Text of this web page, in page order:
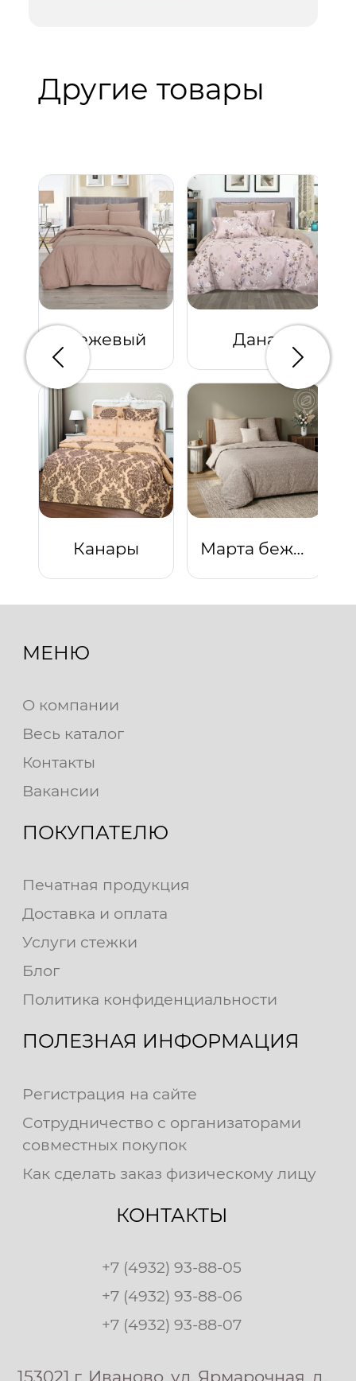
Другие товары
Бежевый Дана
Канары Марта бежевая
Предыдущий
МЕНЮ
О компании
Весь каталог
Контакты
Вакансии
ПОКУПАТЕЛЮ
Печатная продукция
Доставка и оплата
Услуги стежки
Блог
Политика конфиденциальности
ПОЛЕЗНАЯ ИНФОРМАЦИЯ
Регистрация на сайте
Сотрудничество с организаторами
совместных покупок
Как сделать заказ физическому лицу
КОНТАКТЫ
+7 (4932) 93-88-05
+7 (4932) 93-88-06
+7 (4932) 93-88-07
153021 г. Иваново, ул. Ярмарочная, д.